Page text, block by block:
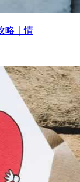
略｜情